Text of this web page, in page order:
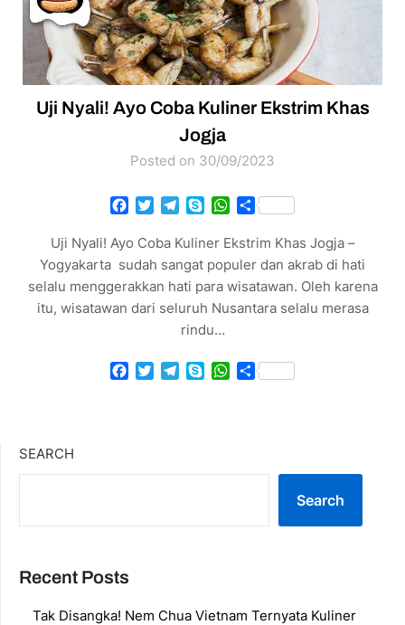
Uji Nyali! Ayo Coba Kuliner Ekstrim Khas
Jogja
Posted on 30/09/2023
Facebook
TwitterTelegram
SkypeWhatsApp
Share
Uji Nyali! Ayo Coba Kuliner Ekstrim Khas Jogja –
Yogyakarta sudah sangat populer dan akrab di hati
selalu menggerakkan hati para wisatawan. Oleh karena
itu, wisatawan dari seluruh Nusantara selalu merasa
rindu…
Facebook
TwitterTelegram
SkypeWhatsApp
Share
SEARCH
Search
Recent Posts
Tak Disangka! Nem Chua Vietnam Ternyata Kuliner